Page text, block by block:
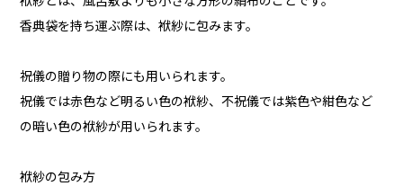
香典袋を持ち運ぶ際は、袱紗に包みます。
祝儀の贈り物の際にも用いられます。
祝儀では赤色など明るい色の袱紗、不祝儀では紫色や紺色など
の暗い色の袱紗が用いられます。
袱紗の包み方